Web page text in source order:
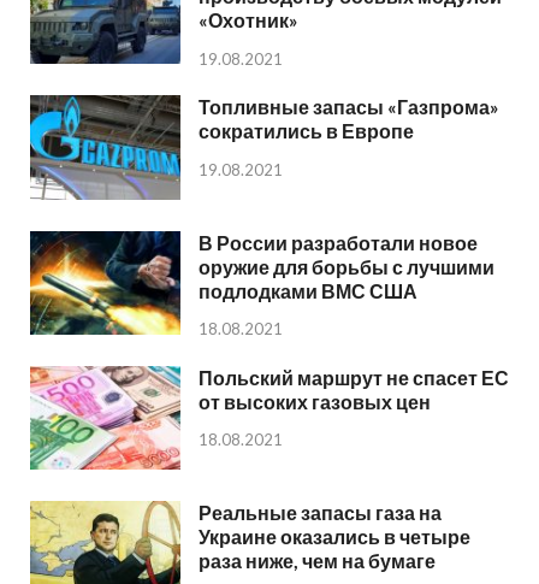
«Охотник»
19.08.2021
Топливные запасы «Газпрома»
сократились в Европе
19.08.2021
В России разработали новое
оружие для борьбы с лучшими
подлодками ВМС США
18.08.2021
Польский маршрут не спасет ЕС
от высоких газовых цен
18.08.2021
Реальные запасы газа на
Украине оказались в четыре
раза ниже, чем на бумаге